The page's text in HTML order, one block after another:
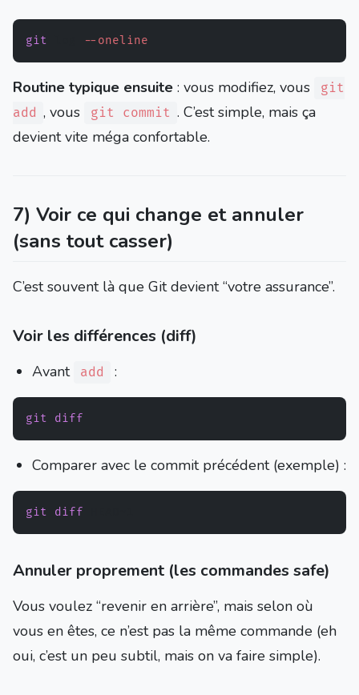
git --oneline
Routine typique ensuite : vous modifiez, vous
git
add , vous git commit . C’est simple, mais ça
devient vite méga confortable.
7) Voir ce qui change et annuler
(sans tout casser)
C’est souvent là que Git devient “votre assurance”.
Voir les différences (diff)
Avant add :
git diff
Comparer avec le commit précédent (exemple) :
git diff
Annuler proprement (les commandes safe)
Vous voulez “revenir en arrière”, mais selon où
vous en êtes, ce n’est pas la même commande (eh
oui, c’est un peu subtil, mais on va faire simple).